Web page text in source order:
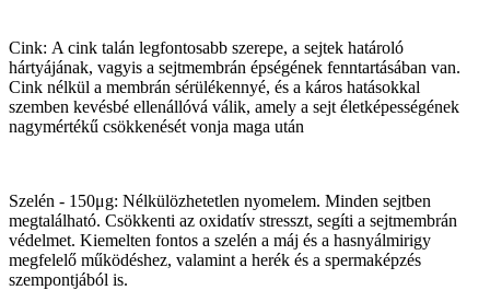
Cink: A cink talán legfontosabb szerepe, a sejtek határoló
hártyájának, vagyis a sejtmembrán épségének fenntartásában van.
Cink nélkül a membrán sérülékennyé, és a káros hatásokkal
szemben kevésbé ellenállóvá válik, amely a sejt életképességének
nagymértékű csökkenését vonja maga után
Szelén - 150μg: Nélkülözhetetlen nyomelem. Minden sejtben
megtalálható. Csökkenti az oxidatív stresszt, segíti a sejtmembrán
védelmet. Kiemelten fontos a szelén a máj és a hasnyálmirigy
megfelelő működéshez, valamint a herék és a spermaképzés
szempontjából is.